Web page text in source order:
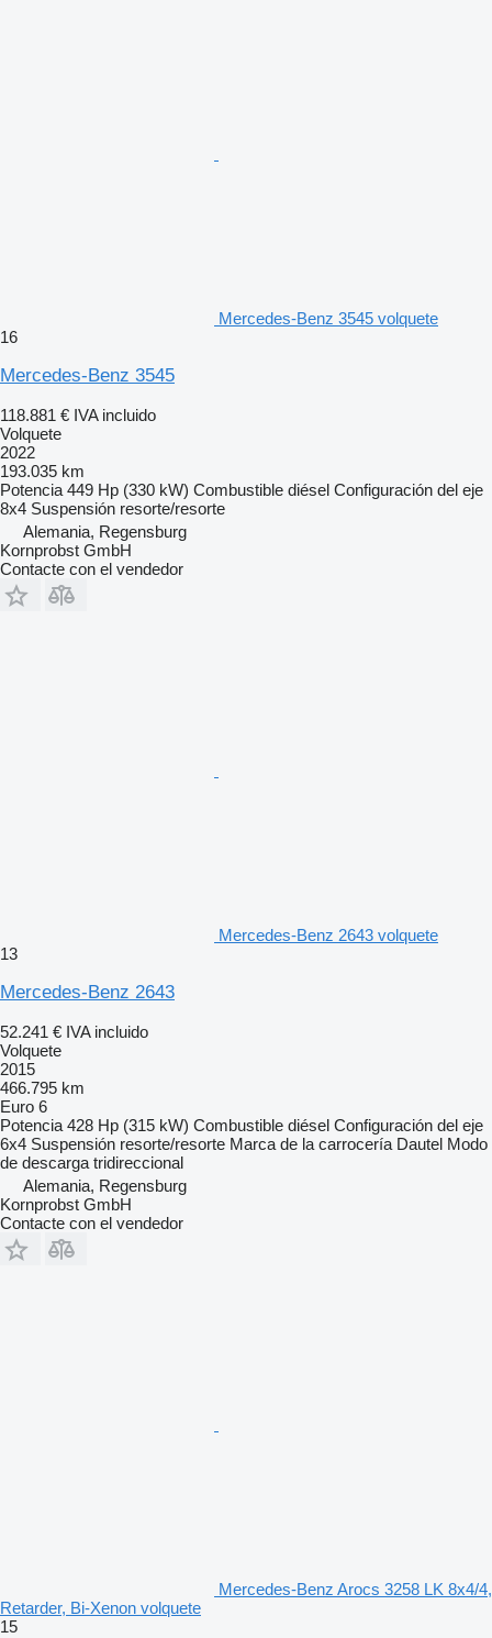
Mercedes-Benz 3545 volquete
16
Mercedes-Benz 3545
118.881 € IVA incluido
Volquete
2022
193.035 km
Potencia 449 Hp (330 kW) Combustible diésel Configuración del eje
8x4 Suspensión resorte/resorte
Alemania, Regensburg
Kornprobst GmbH
Contacte con el vendedor
Mercedes-Benz 2643 volquete
13
Mercedes-Benz 2643
52.241 € IVA incluido
Volquete
2015
466.795 km
Euro 6
Potencia 428 Hp (315 kW) Combustible diésel Configuración del eje
6x4 Suspensión resorte/resorte Marca de la carrocería Dautel Modo
de descarga tridireccional
Alemania, Regensburg
Kornprobst GmbH
Contacte con el vendedor
Mercedes-Benz Arocs 3258 LK 8x4/4,
Retarder, Bi-Xenon volquete
15